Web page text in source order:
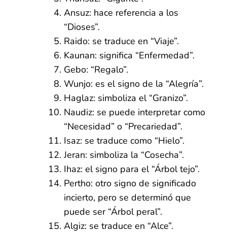
Ansuz: hace referencia a los
“Dioses”.
Raido: se traduce en “Viaje”.
Kaunan: significa “Enfermedad”.
Gebo: “Regalo”.
Wunjo: es el signo de la “Alegría”.
Haglaz: simboliza el “Granizo”.
Naudiz: se puede interpretar como
“Necesidad” o “Precariedad”.
Isaz: se traduce como “Hielo”.
Jeran: simboliza la “Cosecha”.
Ihaz: el signo para el “Árbol tejo”.
Pertho: otro signo de significado
incierto, pero se determinó que
puede ser “Árbol peral”.
Algiz: se traduce en “Alce”.